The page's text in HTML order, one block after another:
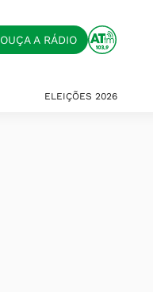
OUÇA A RÁDIO
ELEIÇÕES 2026